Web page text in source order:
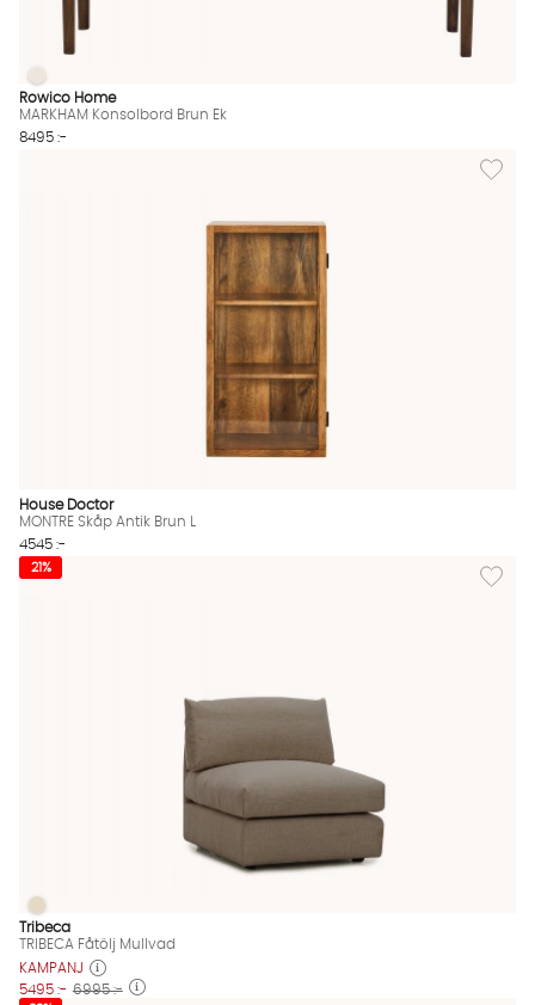
MARKHAM Konsolbord Brun Ek Finns även i dessa färger:
MARKHAM Konsolbord Brun Ek
Rowico Home
MARKHAM Konsolbord Brun Ek
8495 :-
Lägg
House Doctor
MONTRE Skåp Antik Brun L
4545 :-
Lägg
21%
TRIBECA Fåtölj Mullvad Finns även i dessa färger:
TRIBECA Fåtölj Mullvad
Tribeca
TRIBECA Fåtölj Mullvad
KAMPANJ
5495 :- 6995 :-